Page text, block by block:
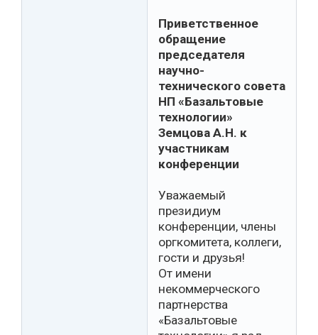
Приветственное
обращение
председателя
научно-
технического совета
НП «Базальтовые
технологии»
Земцова А.Н. к
участникам
конференции
Уважаемый
президиум
конференции, члены
оргкомитета, коллеги,
гости и друзья!
От имени
некоммерческого
партнерства
«Базальтовые